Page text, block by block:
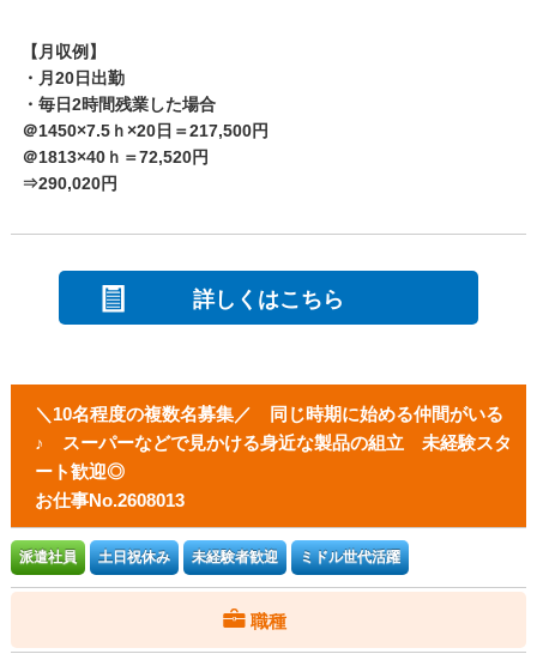
【月収例】
・月20日出勤
・毎日2時間残業した場合
＠1450×7.5ｈ×20日＝217,500円
＠1813×40ｈ＝72,520円
⇒290,020円
詳しくはこちら
＼10名程度の複数名募集／ 同じ時期に始める仲間がいる
♪ スーパーなどで見かける身近な製品の組立 未経験スタ
ート歓迎◎
お仕事No.2608013
派遣社員 土日祝休み 未経験者歓迎 ミドル世代活躍
職種